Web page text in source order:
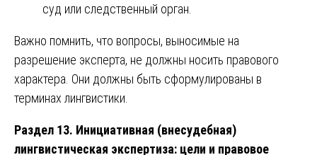
суд или следственный орган.
Важно помнить, что вопросы, выносимые на
разрешение эксперта, не должны носить правового
характера. Они должны быть сформулированы в
терминах лингвистики.
Раздел 13. Инициативная (внесудебная)
лингвистическая экспертиза: цели и правовое